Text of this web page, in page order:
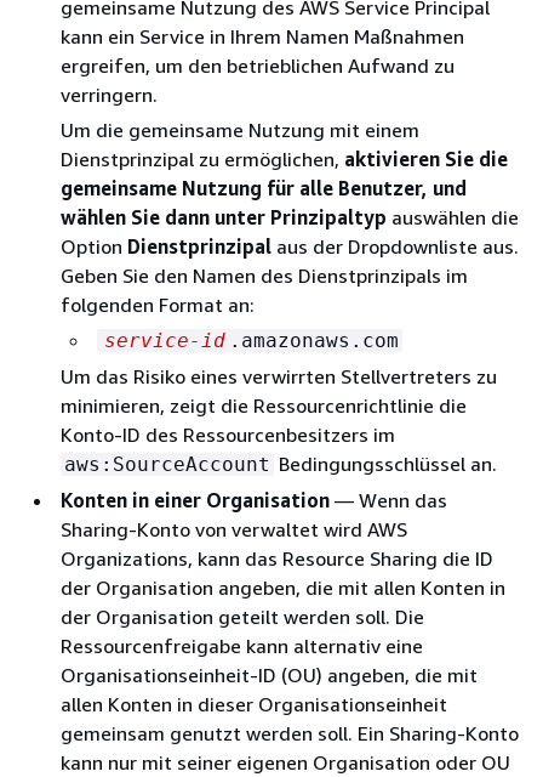
gemeinsame Nutzung des AWS Service Principal
kann ein Service in Ihrem Namen Maßnahmen
ergreifen, um den betrieblichen Aufwand zu
verringern.
Um die gemeinsame Nutzung mit einem
Dienstprinzipal zu ermöglichen, aktivieren Sie die
gemeinsame Nutzung für alle Benutzer, und
wählen Sie dann unter Prinzipaltyp auswählen die
Option Dienstprinzipal aus der Dropdownliste aus.
Geben Sie den Namen des Dienstprinzipals im
folgenden Format an:
service-id .amazonaws.com
Um das Risiko eines verwirrten Stellvertreters zu
minimieren, zeigt die Ressourcenrichtlinie die
Konto-ID des Ressourcenbesitzers im
aws:SourceAccount Bedingungsschlüssel an.
Konten in einer Organisation — Wenn das
Sharing-Konto von verwaltet wird AWS
Organizations, kann das Resource Sharing die ID
der Organisation angeben, die mit allen Konten in
der Organisation geteilt werden soll. Die
Ressourcenfreigabe kann alternativ eine
Organisationseinheit-ID (OU) angeben, die mit
allen Konten in dieser Organisationseinheit
gemeinsam genutzt werden soll. Ein Sharing-Konto
kann nur mit seiner eigenen Organisation oder OU